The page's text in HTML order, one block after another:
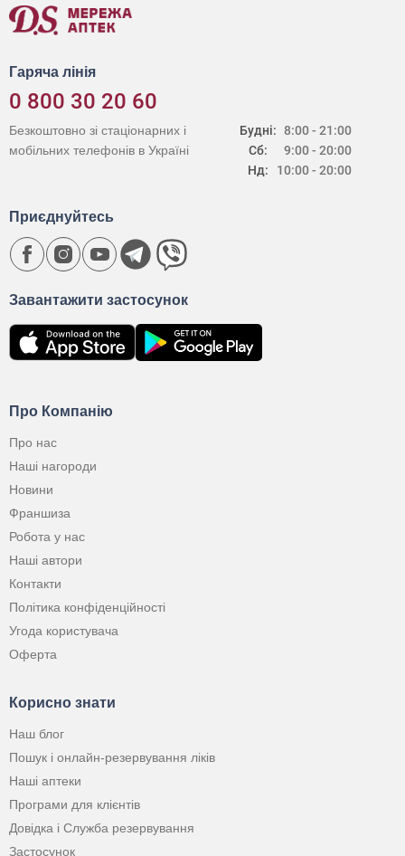
Гаряча лінія
0 800 30 20 60
Будні:
Сб:
Нд:
8:00 - 21:00
9:00 - 20:00
10:00 - 20:00
Безкоштовно зі стаціонарних і
мобільних телефонів в Україні
Про Компанію
Про нас
Наші нагороди
Новини
Франшиза
Робота у нас
Наші автори
Контакти
Політика конфіденційності
Угода користувача
Оферта
Корисно знати
Наш блог
Пошук і онлайн-резервування ліків
Наші аптеки
Програми для клієнтів
Довідка і Служба резервування
Застосунок
Завантажити застосунок
Приєднуйтесь